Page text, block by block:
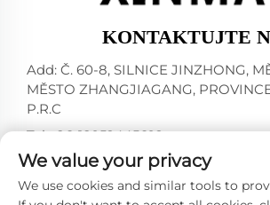
KONTAKTUJTE
Add: Č. 60-8, SILNICE JINZHONG,
MĚSTO ZHANGJIAGANG,
P.R.C
Tel:+86-18952445692
E-mail: [email protected]
We value your privacy
We use cookies and similar tools to